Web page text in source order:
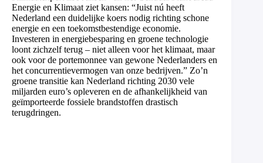
Energie en Klimaat ziet kansen: “Juist nú heeft
Nederland een duidelijke koers nodig richting schone
energie en een toekomstbestendige economie.
Investeren in energiebesparing en groene technologie
loont zichzelf terug – niet alleen voor het klimaat, maar
ook voor de portemonnee van gewone Nederlanders en
het concurrentievermogen van onze bedrijven.” Zo’n
groene transitie kan Nederland richting 2030 vele
miljarden euro’s opleveren en de afhankelijkheid van
geïmporteerde fossiele brandstoffen drastisch
terugdringen.